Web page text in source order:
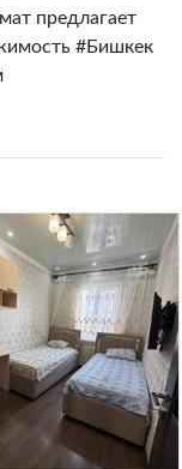
предлагает
#Бишкек